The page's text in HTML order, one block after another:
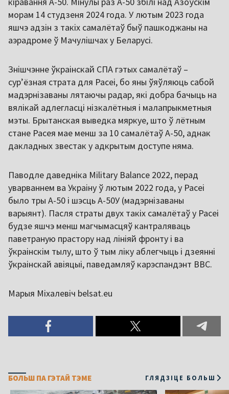
морам 14 студзеня 2024 года. У лютым 2023 года
яшчэ адзін з такіх самалётаў быў пашкоджаны на
аэрадроме ў Мачулішчах у Беларусі.
Знішчэнне ўкраінскай СПА гэтых самалётаў –
сур’ёзная страта для Расеі, бо яны ўяўляюць сабой
мадэрнізаваны лятаючы радар, які добра бачыць на
вялікай адлегласці нізкалётныя і малапрыкметныя
мэты. Брытанская выведка мяркуе, што ў лётным
стане Расея мае менш за 10 самалётаў А-50, аднак
дакладных звестак у адкрытым доступе няма.
Паводле даведніка Military Balance 2022, перад
уварваннем ва Украіну ў лютым 2022 года, у Расеі
было тры А-50 і шэсць А-50У (мадэрнізаваны
варыянт). Пасля страты двух такіх самалётаў у Расеі
будзе яшчэ менш магчымасцяў кантраляваць
паветраную прастору над лініяй фронту і ва
ўкраінскім тылу, што ў тым ліку аблегчыць і дзеянні
ўкраінскай авіяцыі, паведамляў карэспандэнт ВВС.
Марыя Міхалевіч belsat.eu
БОЛЬШ ПА ГЭТАЙ ТЭМЕ ГЛЯДЗІЦЕ БОЛЬШ